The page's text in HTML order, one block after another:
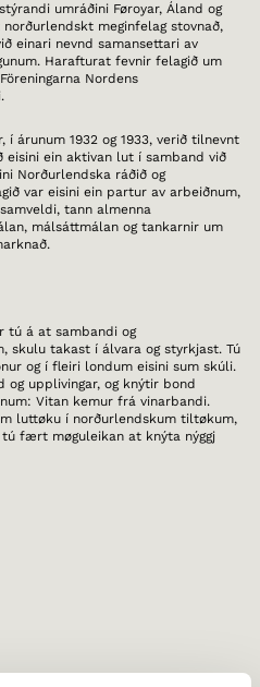
umráðini Føroyar, Áland og
meginfelag stovnað,
einari nevnd samansettari av
Harafturat fevnir felagið um
Nordens
árunum 1932 og 1933, verið tilnevnt
ein aktivan lut í samband við
Norðurlendska ráðið og
var eisini ein partur av arbeiðnum,
tann almenna
málsáttmálan og tankarnir um
tú á at sambandi og
skulu takast í álvara og styrkjast. Tú
og í fleiri londum eisini sum skúli.
upplivingar, og knýtir bond
Vitan kemur frá vinarbandi.
luttøku í norðurlendskum tiltøkum,
fært møguleikan at knýta nýggj